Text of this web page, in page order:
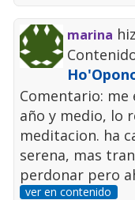
marina
Comentario: me
año y medio, lo
meditacion. ha
serena, mas
perdonar pero
ver en contenido